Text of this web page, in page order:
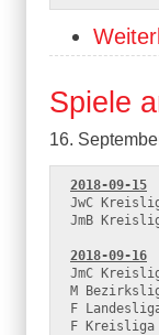
Spiele
16.
2018-09-15
JwC
JmB
2018-09-16
JmC
M
F
F